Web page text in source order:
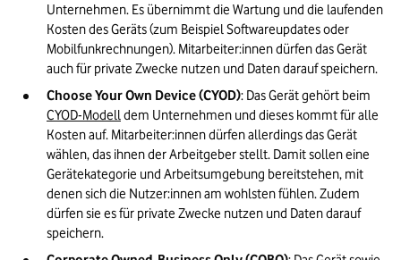
Unternehmen. Es übernimmt die Wartung und die laufenden
Kosten des Geräts (zum Beispiel Softwareupdates oder
Mobilfunkrechnungen). Mitarbeiter:innen dürfen das Gerät
auch für private Zwecke nutzen und Daten darauf speichern.
Choose Your Own Device (CYOD)
CYOD-Modell dem Unternehmen und dieses kommt für alle
Kosten auf. Mitarbeiter:innen dürfen allerdings das Gerät
wählen, das ihnen der Arbeitgeber stellt. Damit sollen eine
Gerätekategorie und Arbeitsumgebung bereitstehen, mit
denen sich die Nutzer:innen am wohlsten fühlen. Zudem
dürfen sie es für private Zwecke nutzen und Daten darauf
speichern.